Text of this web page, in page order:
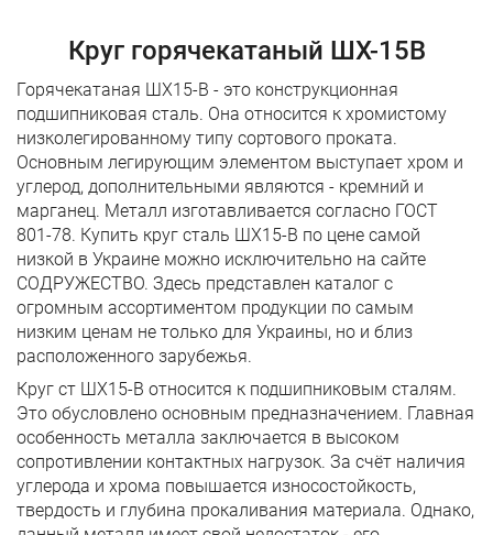
Круг горячекатаный ШХ-15В
Горячекатаная ШХ15-В - это конструкционная
подшипниковая сталь. Она относится к хромистому
низколегированному типу сортового проката.
Основным легирующим элементом выступает хром и
углерод, дополнительными являются - кремний и
марганец. Металл изготавливается согласно ГОСТ
801-78. Купить круг сталь ШХ15-В по цене самой
низкой в Украине можно исключительно на сайте
СОДРУЖЕСТВО. Здесь представлен каталог с
огромным ассортиментом продукции по самым
низким ценам не только для Украины, но и близ
расположенного зарубежья.
Круг ст ШХ15-В относится к подшипниковым сталям.
Это обусловлено основным предназначением. Главная
особенность металла заключается в высоком
сопротивлении контактных нагрузок. За счёт наличия
углерода и хрома повышается износостойкость,
твердость и глубина прокаливания материала. Однако,